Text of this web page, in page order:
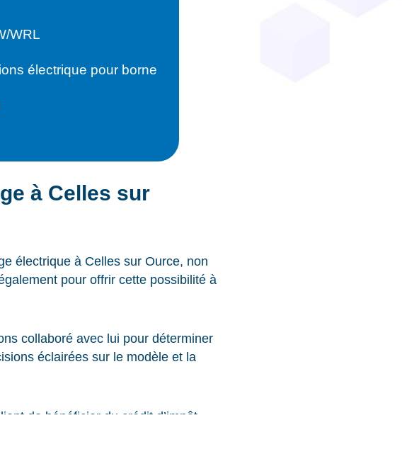
WRL
électrique pour borne
à Celles sur
électrique à Celles sur Ource, non
pour offrir cette possibilité à
collaboré avec lui pour déterminer
éclairées sur le modèle et la
de bénéficier du crédit d’impôt,